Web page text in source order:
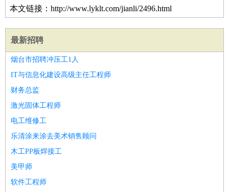
本文链接：http://www.lyklt.com/jianli/2496.html
最新招聘
烟台市招聘冲压工1人
IT与信息化建设高级主任工程师
财务总监
激光固体工程师
电工维修工
乐清涂来涂去美术销售顾问
木工PP板焊接工
美甲师
软件工程师